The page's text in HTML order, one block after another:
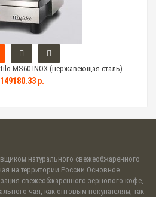
MS60 INOX (нержавеющая сталь)
149180.33 р.
натурального свежеобжаренного
на территории России.Основное
свежеобжаренного зернового кофе,
чая, как оптовым покупателям, так